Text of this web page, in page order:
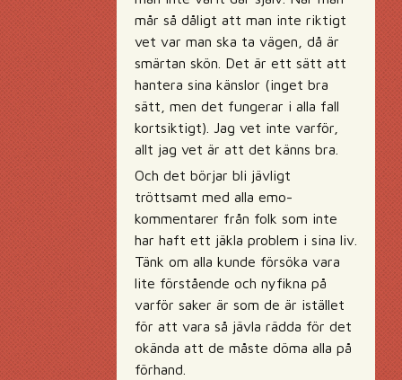
mår så dåligt att man inte riktigt
vet var man ska ta vägen, då är
smärtan skön. Det är ett sätt att
hantera sina känslor (inget bra
sätt, men det fungerar i alla fall
kortsiktigt). Jag vet inte varför,
allt jag vet är att det känns bra.
Och det börjar bli jävligt
tröttsamt med alla emo-
kommentarer från folk som inte
har haft ett jäkla problem i sina liv.
Tänk om alla kunde försöka vara
lite förstående och nyfikna på
varför saker är som de är istället
för att vara så jävla rädda för det
okända att de måste döma alla på
förhand.